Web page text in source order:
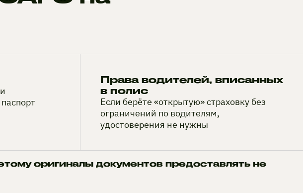
Права водителей, вписанных
в полис
Если берёте «открытую» страховку без
ограничений по водителям,
удостоверения не нужны
оригиналы документов предоставлять не